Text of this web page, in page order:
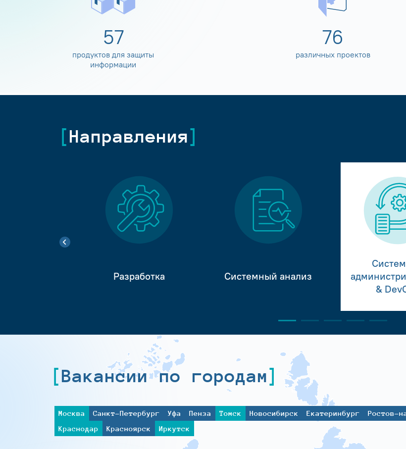
60
продуктов для защиты
информации
80
различных проектов
Направления
Разработка Системный анализ
&
Вакансии по городам
Москва Санкт-Петербург Уфа Пенза Томск Новосибирск Екатеринбург Ростов-
Краснодар
Красноярск Иркутск